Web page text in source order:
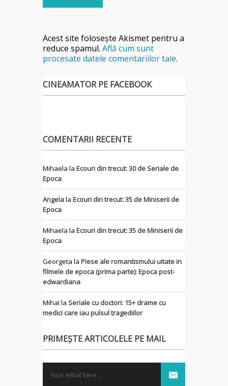
Acest site folosește Akismet pentru a
reduce spamul. Află cum sunt
procesate datele comentariilor tale.
CINEAMATOR PE FACEBOOK
COMENTARII RECENTE
Mihaela la Ecouri din trecut: 30 de Seriale de
Epoca
Angelala Ecouri din trecut: 35 de Miniserii de
Epoca
Mihaela la Ecouri din trecut: 35 de Miniserii de
Epoca
Georgeta la Piese ale romantismului uitate in
filmele de epoca (prima parte): Epoca post-
edwardiana
MihaI la Seriale cu doctori: 15+ drame cu
medici care iau pulsul tragediilor
PRIMEȘTE ARTICOLELE PE MAIL